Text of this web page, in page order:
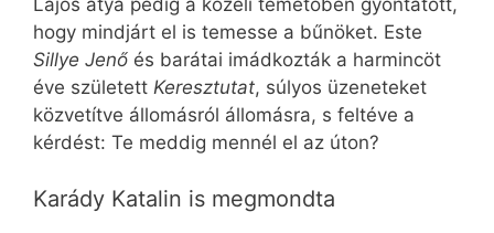
Lajos atya pedig a közeli temetőben gyóntatott,
hogy mindjárt el is temesse a bűnöket. Este
Sillye Jenő és barátai imádkozták a harmincöt
éve született Keresztutat, súlyos üzeneteket
közvetítve állomásról állomásra, s feltéve a
kérdést: Te meddig mennél el az úton?
Karády Katalin is megmondta